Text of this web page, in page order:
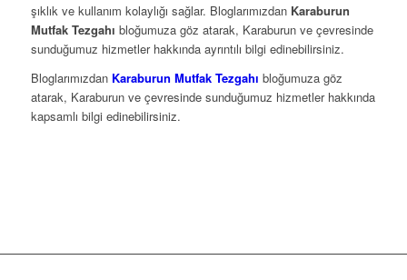
şıklık ve kullanım kolaylığı sağlar. Bloglarımızdan Karaburun
Mutfak Tezgahı bloğumuza göz atarak, Karaburun ve çevresinde
sunduğumuz hizmetler hakkında ayrıntılı bilgi edinebilirsiniz.
Bloglarımızdan Karaburun Mutfak Tezgahı bloğumuza göz
atarak, Karaburun ve çevresinde sunduğumuz hizmetler hakkında
kapsamlı bilgi edinebilirsiniz.